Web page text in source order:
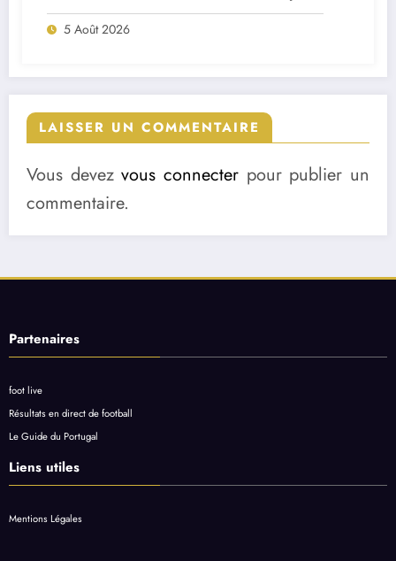
deux départs majeurs
5 Août 2026
LAISSER UN COMMENTAIRE
Vous devezvous connecter pour publier un
commentaire.
Partenaires
foot live
Résultats en direct de football
Le Guide du Portugal
Liens utiles
Mentions Légales